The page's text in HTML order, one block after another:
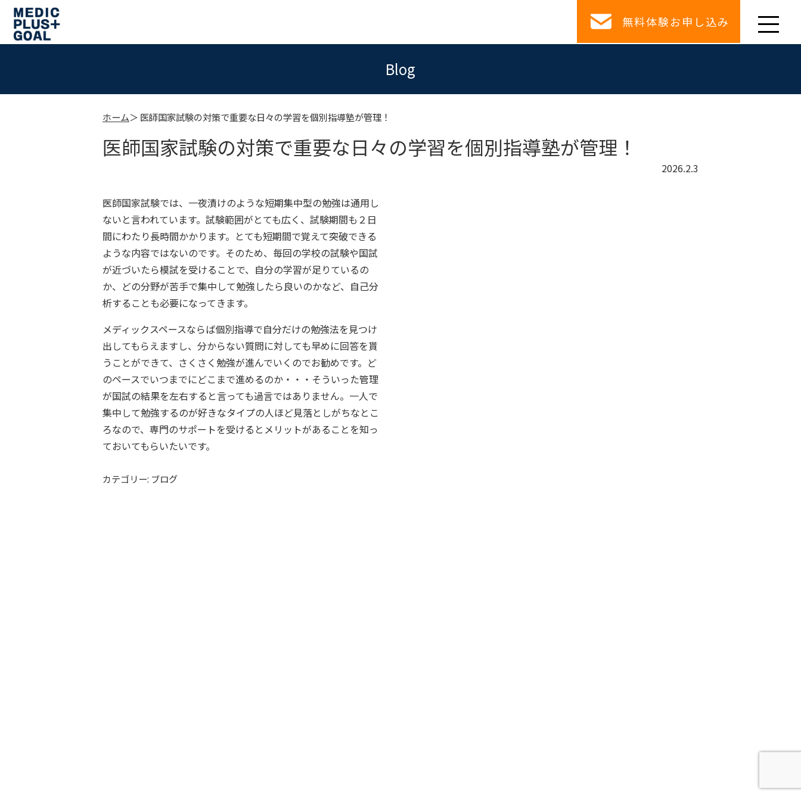
無料体験お申し込み
Blog
ホーム 医師国家試験の対策で重要な日々の学習を個別指導塾が管理！
医師国家試験の対策で重要な日々の学習を個別指導塾が管理！
2026.2.3
医師国家試験では、一夜漬けのような短期集中型の勉強は通用し
ないと言われています。試験範囲がとても広く、試験期間も２日
間にわたり長時間かかります。とても短期間で覚えて突破できる
ような内容ではないのです。そのため、毎回の学校の試験や国試
が近づいたら模試を受けることで、自分の学習が足りているの
か、どの分野が苦手で集中して勉強したら良いのかなど、自己分
析することも必要になってきます。
メディックスペースならば個別指導で自分だけの勉強法を見つけ
出してもらえますし、分からない質問に対しても早めに回答を貰
うことができて、さくさく勉強が進んでいくのでお勧めです。ど
のペースでいつまでにどこまで進めるのか・・・そういった管理
が国試の結果を左右すると言っても過言ではありません。一人で
集中して勉強するのが好きなタイプの人ほど見落としがちなとこ
ろなので、専門のサポートを受けるとメリットがあることを知っ
ておいてもらいたいです。
カテゴリー: ブログ